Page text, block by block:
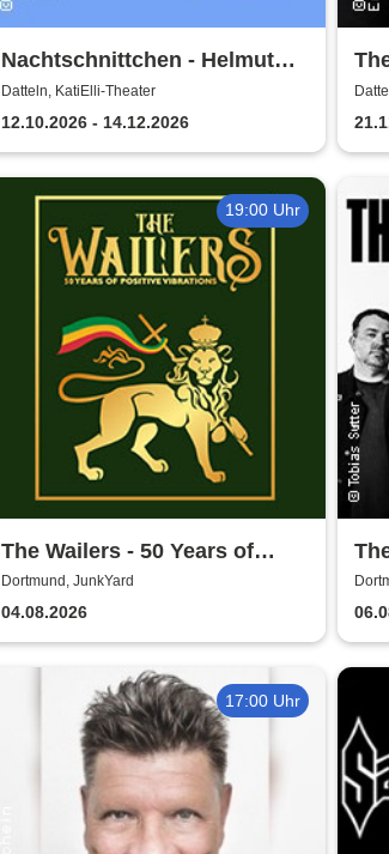
Nachtschnittchen - Helmut
Sanftenschneider
Datteln, KatiElli-Theater
12.10.2026 - 14.12.2026
19:00 Uhr
The Wailers - 50 Years of
Positive Vibrations
Dortmund, JunkYard
04.08.2026
17:00 Uhr